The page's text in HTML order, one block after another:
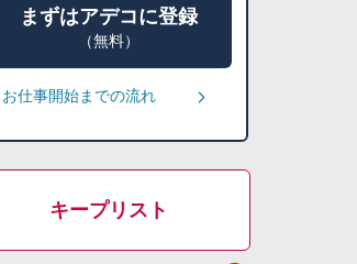
まずはアデコに登録
（無料）
お仕事開始までの流れ
キープリスト